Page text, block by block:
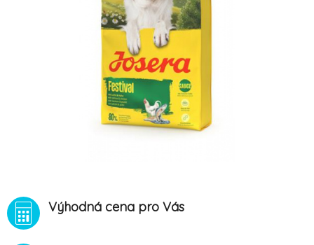
Výhodná cena pro Vás